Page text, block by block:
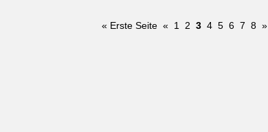
« Erste Seite « 1 2 3 4 5 6 7 8 »